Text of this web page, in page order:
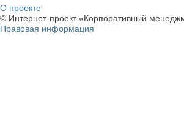
О проекте
© Интернет-проект «Корпоративный
Правовая информация